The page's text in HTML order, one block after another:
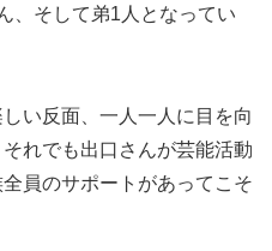
、そして弟1人となってい
い反面、一人一人に目を向
れでも出口さんが芸能活動
員のサポートがあってこそ